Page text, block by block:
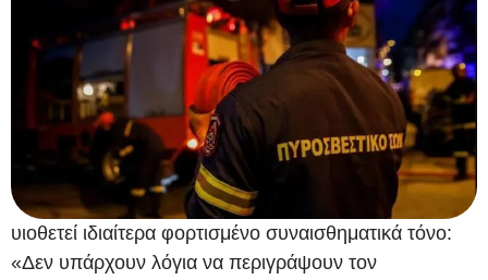
υιοθετεί ιδιαίτερα φορτισμένο συναισθηματικά τόνο:
«Δεν υπάρχουν λόγια να περιγράψουν τον